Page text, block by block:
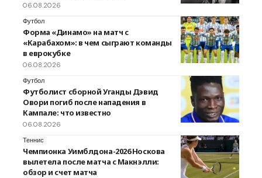
06.08.2026
Футбол
Форма «Динамо» на матч с
«Карабахом»: в чем сыграют команды
в еврокубке
06.08.2026
Футбол
Футболист сборной Уганды Дэвид
Овори погиб после нападения в
Кампале: что известно
06.08.2026
Теннис
Чемпионка Уимблдона-2026 Носкова
вылетела после матча с Макнэлли:
обзор и счет матча